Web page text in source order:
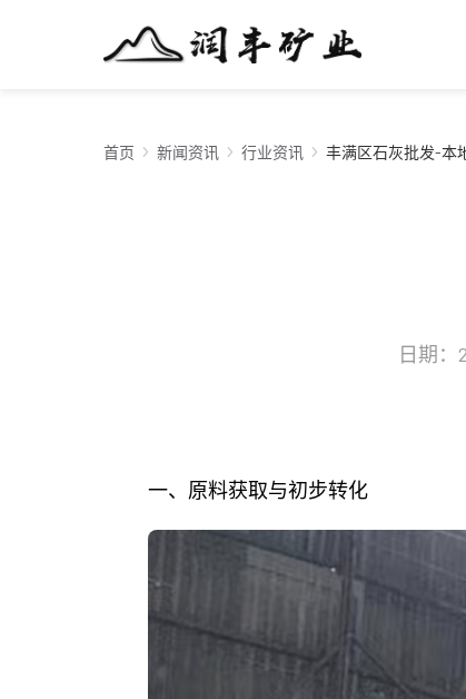
首页 新闻资讯 行业资讯 丰满区石灰批发-本
日期：
一、原料获取与初步转化